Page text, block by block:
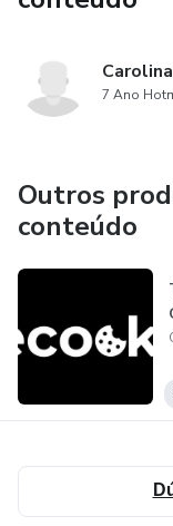
7 Ano
Outros
conteúdo